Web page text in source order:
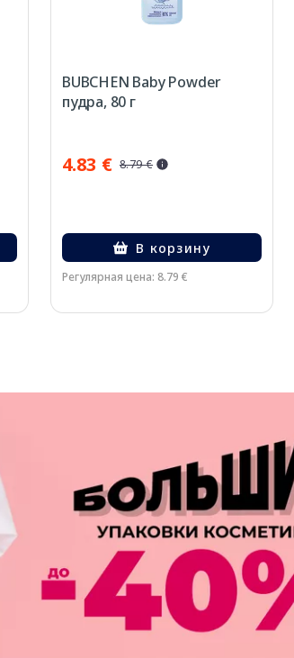
BUBCHEN Baby Powder
пудра, 80 г
4.83 € 8.79 €
В корзину
Регулярная цена: 8.79 €